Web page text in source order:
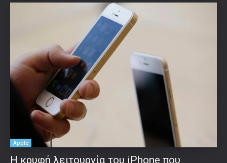
Apple
Η κρυφή λειτουργία του iPhone που